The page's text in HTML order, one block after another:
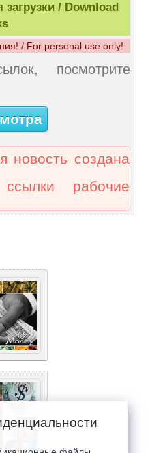
/ Download
/ For personal use only!
посмотрите
новость создана
рабочие